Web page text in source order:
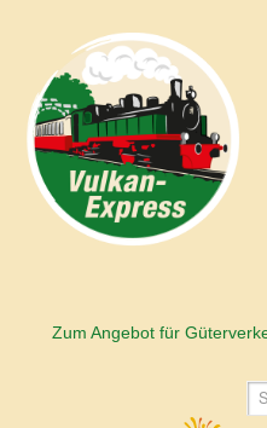
Zum Angebot für